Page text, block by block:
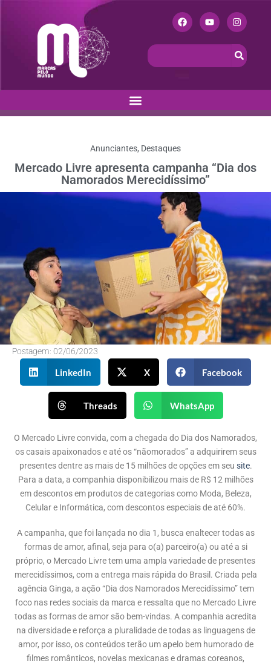
Anunciantes, Destaques
Mercado Livre apresenta campanha “Dia dos
Namorados Merecidíssimo”
Postagem: 02/06/2023
LinkedIn X Facebook
Threads WhatsApp
O Mercado Livre convida, com a chegada do Dia dos Namorados,
os casais apaixonados e até os “nãomorados” a adquirirem seus
presentes dentre as mais de 15 milhões de opções em seu site.
Para a data, a companhia disponibilizou mais de R$ 12 milhões
em descontos em produtos de categorias como Moda, Beleza,
Celular e Informática, com descontos especiais de até 60%.
A campanha, que foi lançada no dia 1, busca enaltecer todas as
formas de amor, afinal, seja para o(a) parceiro(a) ou até a si
próprio, o Mercado Livre tem uma ampla variedade de presentes
merecidíssimos, com a entrega mais rápida do Brasil. Criada pela
agência Ginga, a ação “Dia dos Namorados Merecidíssimo” tem
foco nas redes sociais da marca e ressalta que no Mercado Livre
todas as formas de amor são bem-vindas. A companhia acredita
na diversidade e reforça a pluralidade de todas as linguagens de
amor, por isso, os conteúdos terão um apelo bem humorado de
filmes românticos, novelas mexicanas e dramas coreanos,